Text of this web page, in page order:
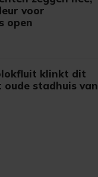
voor
open
klinkt dit
oude stadhuis van